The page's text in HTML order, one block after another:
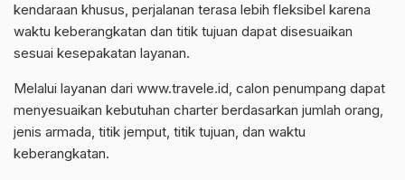
kendaraan khusus, perjalanan terasa lebih fleksibel karena
waktu keberangkatan dan titik tujuan dapat disesuaikan
sesuai kesepakatan layanan.
Melalui layanan dari www.travele.id, calon penumpang dapat
menyesuaikan kebutuhan charter berdasarkan jumlah orang,
jenis armada, titik jemput, titik tujuan, dan waktu
keberangkatan.